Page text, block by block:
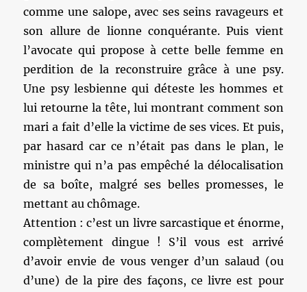
comme une salope, avec ses seins ravageurs et
son allure de lionne conquérante. Puis vient
l’avocate qui propose à cette belle femme en
perdition de la reconstruire grâce à une psy.
Une psy lesbienne qui déteste les hommes et
lui retourne la tête, lui montrant comment son
mari a fait d’elle la victime de ses vices. Et puis,
par hasard car ce n’était pas dans le plan, le
ministre qui n’a pas empêché la délocalisation
de sa boîte, malgré ses belles promesses, le
mettant au chômage.
Attention : c’est un livre sarcastique et énorme,
complètement dingue ! S’il vous est arrivé
d’avoir envie de vous venger d’un salaud (ou
d’une) de la pire des façons, ce livre est pour